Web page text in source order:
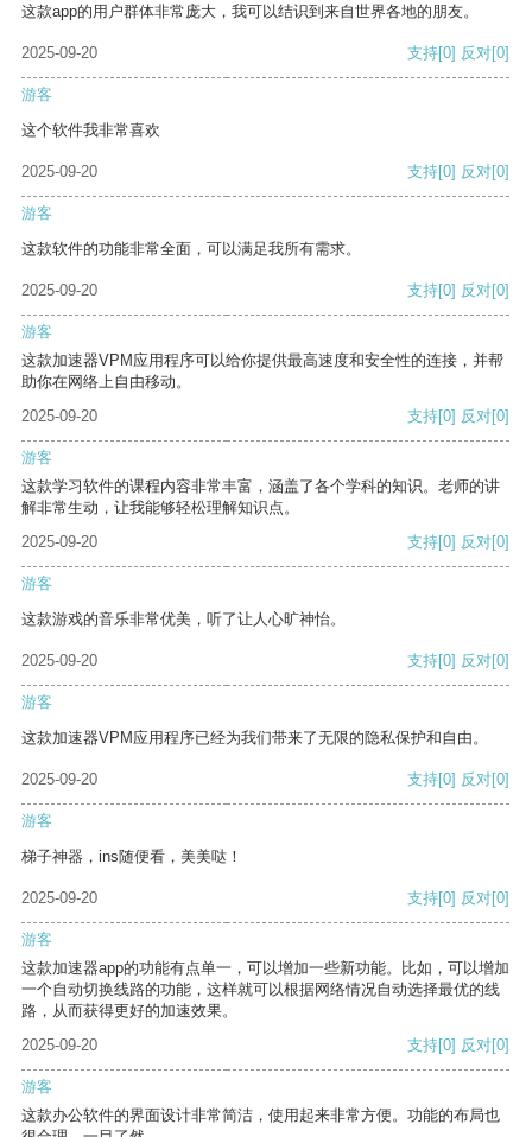
这款app的用户群体非常庞大，我可以结识到来自世界各地的朋友。
2025-09-20 支持[0] 反对[0]
游客
这个软件我非常喜欢
2025-09-20 支持[0] 反对[0]
游客
这款软件的功能非常全面，可以满足我所有需求。
2025-09-20 支持[0] 反对[0]
游客
这款加速器VPM应用程序可以给你提供最高速度和安全性的连接，并帮
助你在网络上自由移动。
2025-09-20
支持[0] 反对[0]
游客
这款学习软件的课程内容非常丰富，涵盖了各个学科的知识。老师的讲
解非常生动，让我能够轻松理解知识点。
2025-09-20
支持[0] 反对[0]
游客
这款游戏的音乐非常优美，听了让人心旷神怡。
2025-09-20 支持[0] 反对[0]
游客
这款加速器VPM应用程序已经为我们带来了无限的隐私保护和自由。
2025-09-20 支持[0] 反对[0]
游客
梯子神器，ins随便看，美美哒！
2025-09-20 支持[0] 反对[0]
游客
这款加速器app的功能有点单一，可以增加一些新功能。比如，可以增加
一个自动切换线路的功能，这样就可以根据网络情况自动选择最优的线
路，从而获得更好的加速效果。
2025-09-20
支持[0] 反对[0]
游客
这款办公软件的界面设计非常简洁，使用起来非常方便。功能的布局也